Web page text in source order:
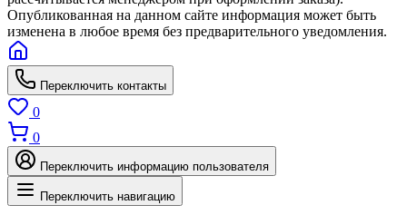
Опубликованная на данном сайте информация может быть
изменена в любое время без предварительного уведомления.
Переключить контакты
0
0
Переключить информацию пользователя
Переключить навигацию